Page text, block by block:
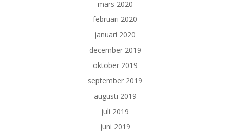
mars 2020
februari 2020
januari 2020
december 2019
oktober 2019
september 2019
augusti 2019
juli 2019
juni 2019